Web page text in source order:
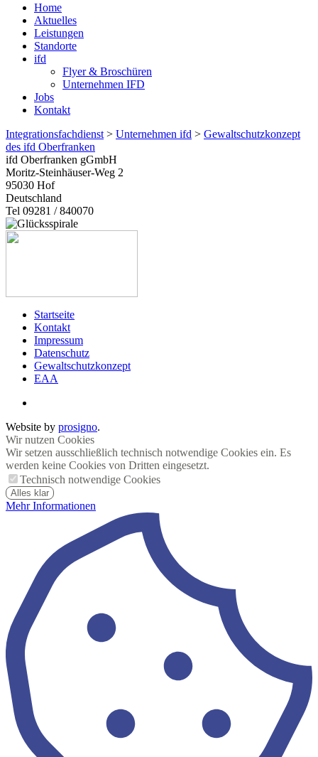
Home
Aktuelles
Leistungen
Standorte
ifd
Flyer & Broschüren
Unternehmen IFD
Jobs
Kontakt
Integrationsfachdienst > Unternehmen ifd > Gewaltschutzkonzept
des ifd Oberfranken
ifd Oberfranken gGmbH
Moritz-Steinhäuser-Weg 2
95030 Hof
Deutschland
Tel 09281 / 840070
Startseite
Kontakt
Impressum
Datenschutz
Gewaltschutzkonzept
EAA
Website by prosigno.
Wir nutzen Cookies
Wir setzen ausschließlich technisch notwendige Cookies ein. Es
werden keine Cookies von Dritten eingesetzt.
Technisch notwendige Cookies
Alles klar
Mehr Informationen